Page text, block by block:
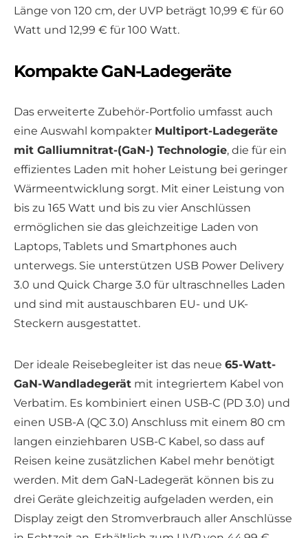
Länge von 120 cm, der UVP beträgt 10,99 € für 60
Watt und 12,99 € für 100 Watt.
Kompakte GaN-Ladegeräte
Das erweiterte Zubehör-Portfolio umfasst auch
eine Auswahl kompakter Multiport-Ladegeräte
mit Galliumnitrat-(GaN-) Technologie, die für ein
effizientes Laden mit hoher Leistung bei geringer
Wärmeentwicklung sorgt. Mit einer Leistung von
bis zu 165 Watt und bis zu vier Anschlüssen
ermöglichen sie das gleichzeitige Laden von
Laptops, Tablets und Smartphones auch
unterwegs. Sie unterstützen USB Power Delivery
3.0 und Quick Charge 3.0 für ultraschnelles Laden
und sind mit austauschbaren EU- und UK-
Steckern ausgestattet.
Der ideale Reisebegleiter ist das neue 65-Watt-
GaN-Wandladegerät mit integriertem Kabel von
Verbatim. Es kombiniert einen USB-C (PD 3.0) und
einen USB-A (QC 3.0) Anschluss mit einem 80 cm
langen einziehbaren USB-C Kabel, so dass auf
Reisen keine zusätzlichen Kabel mehr benötigt
werden. Mit dem GaN-Ladegerät können bis zu
drei Geräte gleichzeitig aufgeladen werden, ein
Display zeigt den Stromverbrauch aller Anschlüsse